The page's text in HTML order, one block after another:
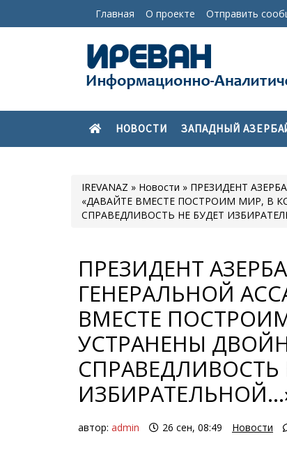
Главная О проекте Отправить
НОВОСТИ ЗАПАДНЫЙ
IREVANAZ » Новости » ПРЕЗИДЕНТ
«ДАВАЙТЕ ВМЕСТЕ ПОСТРОИМ МИР, В
СПРАВЕДЛИВОСТЬ НЕ БУДЕТ
ПРЕЗИДЕНТ
ГЕНЕРАЛЬНОЙ
ВМЕСТЕ
УСТРАНЕНЫ
СПРАВЕДЛИВОСТЬ
автор: admin 26 сен, 08:49 Новости